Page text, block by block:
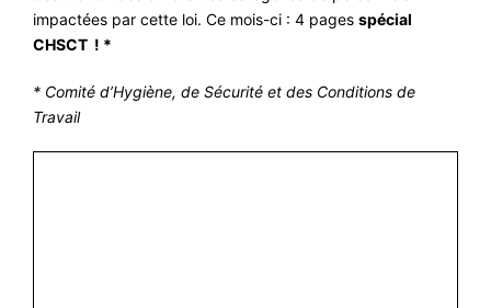
impactées par cette loi. Ce mois-ci : 4 pages spécial
CHSCT ! *
* Comité d’Hygiène, de Sécurité et des Conditions de
Travail